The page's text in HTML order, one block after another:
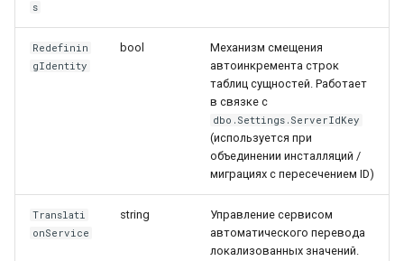
s
Redefinin
gIdentity
bool
Механизм смещения
автоинкремента строк
таблиц сущностей. Работает
в связке с
dbo.Settings.ServerIdKey
(используется при
объединении инсталляций /
миграциях с пересечением ID)
Translati
onService
string
Управление сервисом
автоматического перевода
локализованных значений.